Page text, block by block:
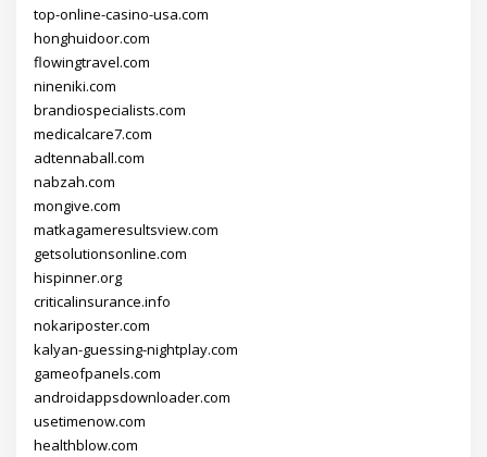
top-online-casino-usa.com
honghuidoor.com
flowingtravel.com
nineniki.com
brandiospecialists.com
medicalcare7.com
adtennaball.com
nabzah.com
mongive.com
matkagameresultsview.com
getsolutionsonline.com
hispinner.org
criticalinsurance.info
nokariposter.com
kalyan-guessing-nightplay.com
gameofpanels.com
androidappsdownloader.com
usetimenow.com
healthblow.com